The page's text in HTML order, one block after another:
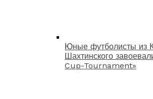
Юные футболисты из
Шахтинского
Cup-Tournament»